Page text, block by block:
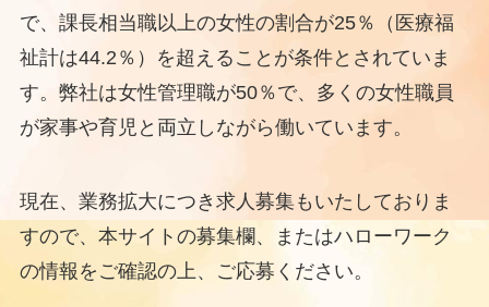
で、課長相当職以上の女性の割合が25％（医療福
祉計は44.2％）を超えることが条件とされていま
す。弊社は女性管理職が50％で、多くの女性職員
が家事や育児と両立しながら働いています。
現在、業務拡大につき求人募集もいたしておりま
すので、本サイトの募集欄、またはハローワーク
の情報をご確認の上、ご応募ください。